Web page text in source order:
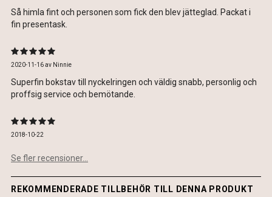
Så himla fint och personen som fick den blev jätteglad. Packat i
fin presentask.
2020-11-16av Ninnie
Superfin bokstav till nyckelringen och väldig snabb, personlig och
proffsig service och bemötande.
2018-10-22
Se fler recensioner...
REKOMMENDERADE TILLBEHÖR TILL DENNA PRODUKT